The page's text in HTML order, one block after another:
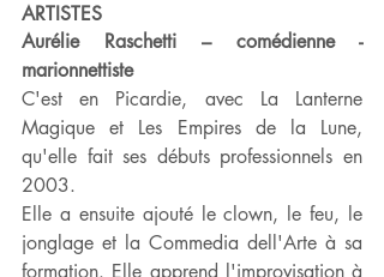
ARTISTES
Aurélie Raschetti – comédienne -
marionnettiste
C'est en Picardie, avec La Lanterne
Magique et Les Empires de la Lune,
qu'elle fait ses débuts professionnels en
2003.
Elle a ensuite ajouté le clown, le feu, le
jonglage et la Commedia dell'Arte à sa
formation. Elle apprend l'improvisation à